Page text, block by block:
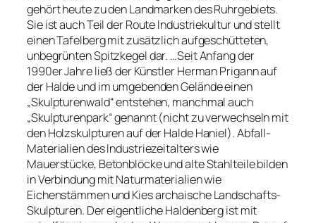
gehört heute zu den Landmarken des Ruhrgebiets.
Sie ist auch Teil der Route Industriekultur und stellt
einen Tafelberg mit zusätzlich aufgeschütteten,
unbegrünten Spitzkegel dar. …Seit Anfang der
1990er Jahre ließ der Künstler Herman Prigann auf
der Halde und im umgebenden Gelände einen
„Skulpturenwald“ entstehen, manchmal auch
„Skulpturenpark“ genannt (nicht zu verwechseln mit
den Holzskulpturen auf der Halde Haniel). Abfall-
Materialien des Industriezeitalters wie
Mauerstücke, Betonblöcke und alte Stahlteile bilden
in Verbindung mit Naturmaterialien wie
Eichenstämmen und Kies archaische Landschafts-
Skulpturen. Der eigentliche Haldenberg ist mit